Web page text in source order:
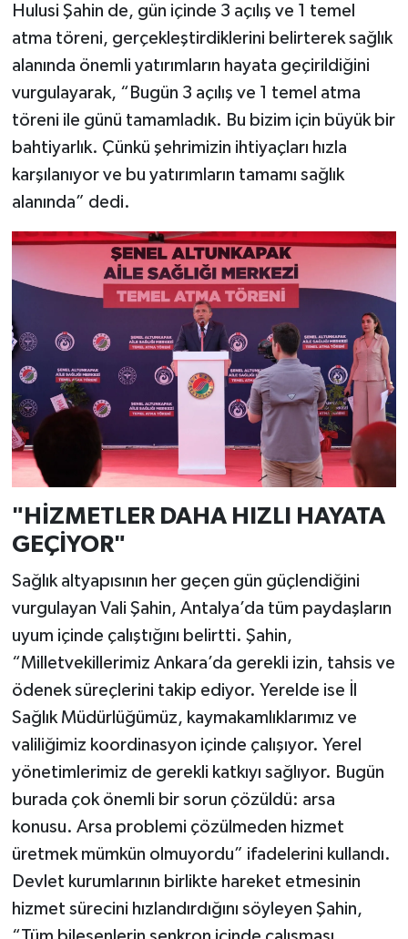
Hulusi Şahin de, gün içinde 3 açılış ve 1 temel
atma töreni, gerçekleştirdiklerini belirterek sağlık
alanında önemli yatırımların hayata geçirildiğini
vurgulayarak, “Bugün 3 açılış ve 1 temel atma
töreni ile günü tamamladık. Bu bizim için büyük bir
bahtiyarlık. Çünkü şehrimizin ihtiyaçları hızla
karşılanıyor ve bu yatırımların tamamı sağlık
alanında” dedi.
"HİZMETLER DAHA HIZLI HAYATA
GEÇİYOR"
Sağlık altyapısının her geçen gün güçlendiğini
vurgulayan Vali Şahin, Antalya’da tüm paydaşların
uyum içinde çalıştığını belirtti. Şahin,
“Milletvekillerimiz Ankara’da gerekli izin, tahsis ve
ödenek süreçlerini takip ediyor. Yerelde ise İl
Sağlık Müdürlüğümüz, kaymakamlıklarımız ve
valiliğimiz koordinasyon içinde çalışıyor. Yerel
yönetimlerimiz de gerekli katkıyı sağlıyor. Bugün
burada çok önemli bir sorun çözüldü: arsa
konusu. Arsa problemi çözülmeden hizmet
üretmek mümkün olmuyordu” ifadelerini kullandı.
Devlet kurumlarının birlikte hareket etmesinin
hizmet sürecini hızlandırdığını söyleyen Şahin,